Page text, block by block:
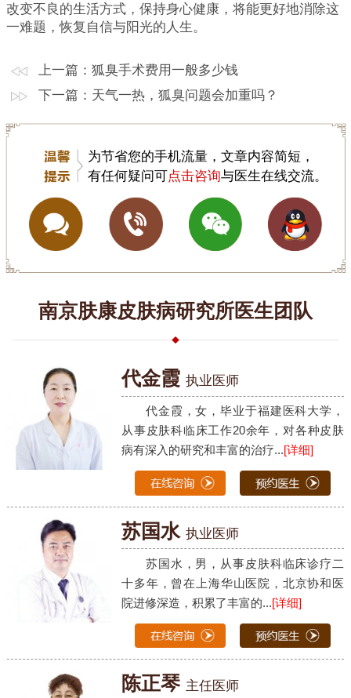
改变不良的生活方式，保持身心健康，将能更好地消除这
一难题，恢复自信与阳光的人生。
上一篇： 狐臭手术费用一般多少钱
下一篇： 天气一热，狐臭问题会加重吗？
为节省您的手机流量，文章内容简短，
有任何疑问可点击咨询与医生在线交流。
南京肤康皮肤病研究所医生团队
代金霞 执业医师
代金霞，女，毕业于福建医科大学，
从事皮肤科临床工作20余年，对各种皮肤
病有深入的研究和丰富的治疗...[详细]
苏国水 执业医师
苏国水，男，从事皮肤科临床诊疗二
十多年，曾在上海华山医院，北京协和医
院进修深造，积累了丰富的...[详细]
陈正琴 主任医师